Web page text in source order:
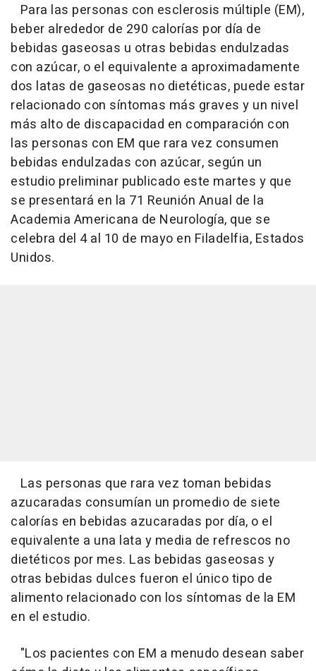
Para las personas con esclerosis múltiple (EM),
beber alrededor de 290 calorías por día de
bebidas gaseosas u otras bebidas endulzadas
con azúcar, o el equivalente a aproximadamente
dos latas de gaseosas no dietéticas, puede estar
relacionado con síntomas más graves y un nivel
más alto de discapacidad en comparación con
las personas con EM que rara vez consumen
bebidas endulzadas con azúcar, según un
estudio preliminar publicado este martes y que
se presentará en la 71 Reunión Anual de la
Academia Americana de Neurología, que se
celebra del 4 al 10 de mayo en Filadelfia, Estados
Unidos.
Las personas que rara vez toman bebidas
azucaradas consumían un promedio de siete
calorías en bebidas azucaradas por día, o el
equivalente a una lata y media de refrescos no
dietéticos por mes. Las bebidas gaseosas y
otras bebidas dulces fueron el único tipo de
alimento relacionado con los síntomas de la EM
en el estudio.
"Los pacientes con EM a menudo desean saber